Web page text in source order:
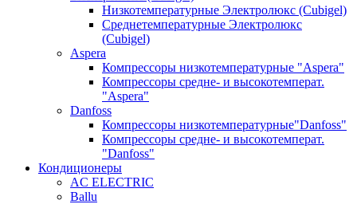
Низкотемпературные Электролюкс (Cubigel)
Среднетемпературные Электролюкс
(Cubigel)
Aspera
Компрессоры низкотемпературные "Aspera"
Компрессоры средне- и высокотемперат.
"Aspera"
Danfoss
Компрессоры низкотемпературные"Danfoss"
Компрессоры средне- и высокотемперат.
"Danfoss"
Кондиционеры
AC ELECTRIC
Ballu